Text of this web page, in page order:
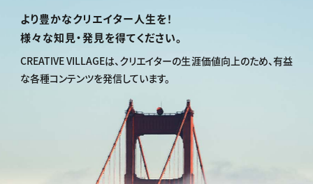
より豊かなクリエイター人生を！
様々な知見・発見を得てください。
CREATIVE VILLAGEは、 クリエイターの生涯価値向上のため、有益
な各種コンテンツを発信しています。